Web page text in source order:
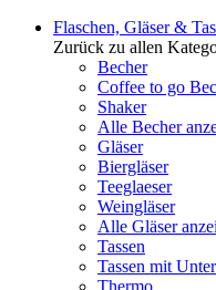
Flaschen, Gläser &
Zurück zu allen
Becher
Coffee to go
Shaker
Alle Becher
Gläser
Biergläser
Teeglaeser
Weingläser
Alle Gläser
Tassen
Tassen mit
Thermo